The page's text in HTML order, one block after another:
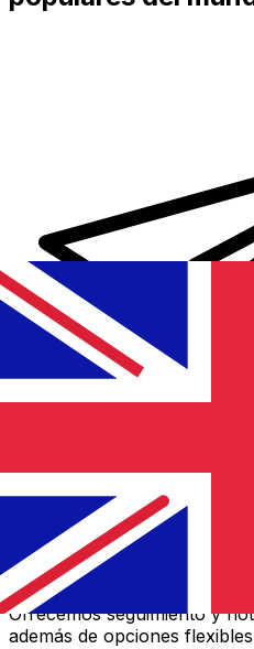
Transferencias de
Envíe dinero en línea de
Ofrecemos seguimiento y
además de opciones